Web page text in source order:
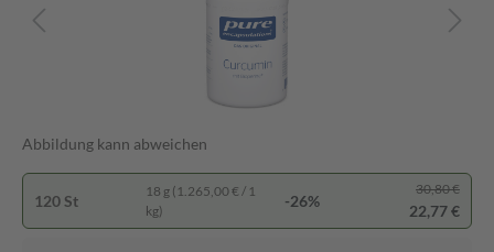
Abbildung kann abweichen
120 St
18 g (1.265,00 € / 1
kg)
-26%
30,80 €
22,77 €